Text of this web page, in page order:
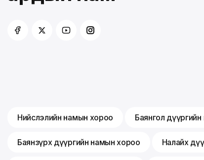
Нийслэлийн намын хороо Баянгол
Баянзүрх дүүргийн намын хороо Налайх